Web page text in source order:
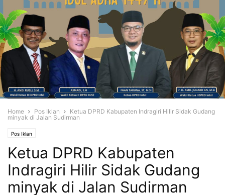
Home Pos Iklan
Ketua DPRD Kabupaten Indragiri Hilir Sidak Gudang
minyak di Jalan Sudirman
Pos Iklan
Ketua DPRD Kabupaten
Indragiri Hilir Sidak Gudang
minyak di Jalan Sudirman